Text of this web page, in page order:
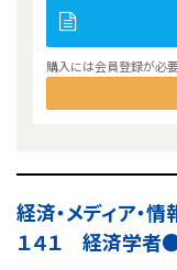
購入には会員登録が必
経済・メディア・
１４１ 経済学者